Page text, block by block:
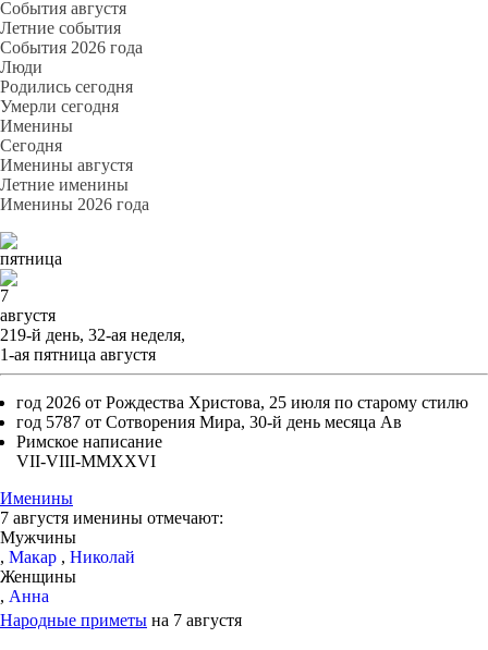
События августя
Летние события
События 2026 года
Люди
Родились сегодня
Умерли сегодня
Именины
Cегодня
Именины августя
Летние именины
Именины 2026 года
пятница
7
августя
219-й день, 32-ая неделя,
1-ая пятница августя
год 2026 от Рождества Христова, 25 июля по старому стилю
год 5787 от Сотворения Мира, 30-й день месяца Ав
Римское написание
VII-VIII-MMXXVI
Именины
7 августя именины отмечают:
Мужчины
, Макар , Николай
Женщины
, Анна
Народные приметы на 7 августя